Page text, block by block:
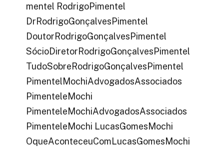
mentel RodrigoPimentel
DrRodrigoGonçalvesPimentel
DoutorRodrigoGonçalvesPimentel
SócioDiretorRodrigoGonçalvesPimentel
TudoSobreRodrigoGonçalvesPimentel
PimentelMochiAdvogadosAssociados
PimenteleMochi
PimenteleMochiAdvogadosAssociados
PimenteleMochi LucasGomesMochi
OqueAconteceuComLucasGomesMochi